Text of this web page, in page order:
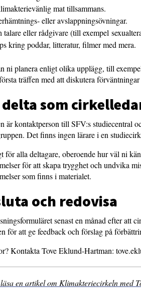
mat tillsammans.
eller avslappningsövningar.
talare eller rådgivare (till exempel
kring poddar, litteratur, filmer med mera.
ni planera enligt olika upplägg, till
träffen med att diskutera
som
är kontaktperson till SFV:s studiecentral
Det finns ingen lärare i en
för alla deltagare, oberoende hur väl ni
för att skapa trygghet och undvika
som finns i materialet.
och redovisa
senast en månad efter att
för att ge feedback och förslag på
Kontakta Tove Eklund-Hartman:
en artikel om Klimakteriecirkeln med